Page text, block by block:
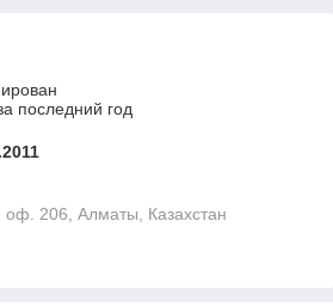
последний год
206, Алматы, Казахстан